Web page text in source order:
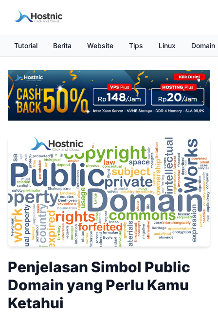
Tutorial Berita Website Tips Linux Domain
Penjelasan Simbol Public
Domain yang Perlu Kamu
Ketahui